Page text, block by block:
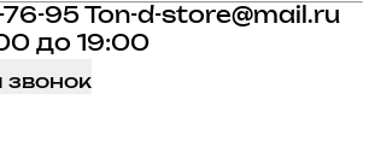
76-95
Ton-d-store@mail.ru
до 19:00